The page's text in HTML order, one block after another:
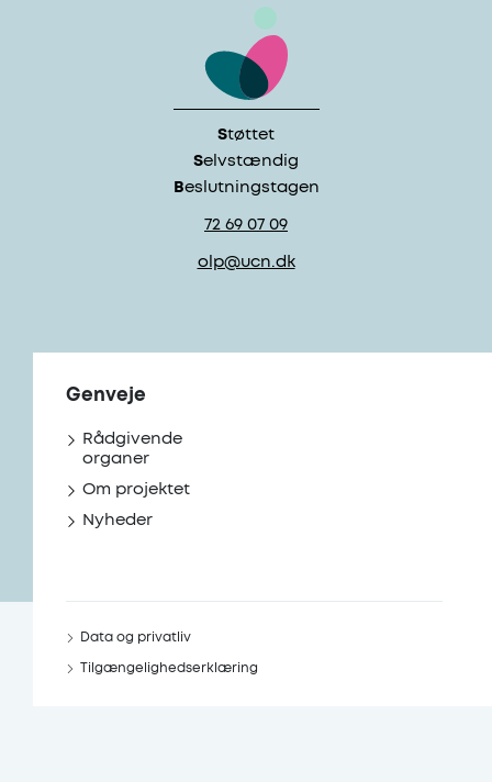
Støttet
Selvstændig
Beslutningstagen
72 69 07 09
olp@ucn.dk
Genveje
Rådgivende
organer
Om projektet
Nyheder
Data og privatliv
Tilgængelighedserklæring